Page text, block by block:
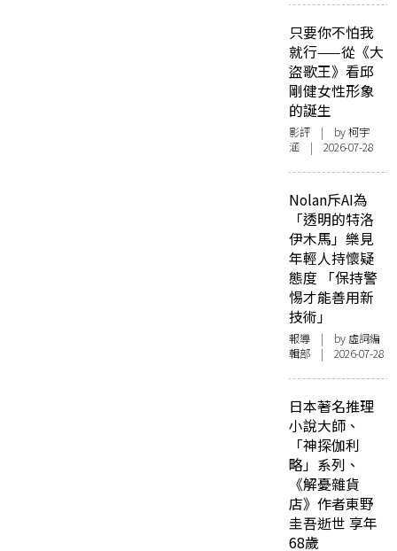
只要你不怕我
就行——從《大
盜歌王》看邱
剛健女性形象
的誕生
影評 | by 柯宇
涵 | 2026-07-28
Nolan斥AI為
「透明的特洛
伊木馬」樂見
年輕人持懷疑
態度 「保持警
惕才能善用新
技術」
報導 | by 虛詞編
輯部 | 2026-07-28
日本著名推理
小說大師、
「神探伽利
略」系列、
《解憂雜貨
店》作者東野
圭吾逝世 享年
68歲